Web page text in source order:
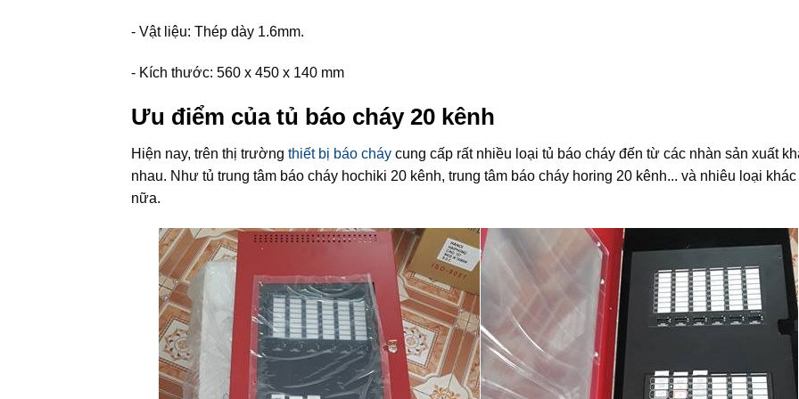
- Vật liệu: Thép dày 1.6mm.
- Kích thước: 560 x 450 x 140 mm
Ưu điểm của tủ báo cháy 20 kênh
Hiện nay, trên thị trường thiết bị báo cháy cung cấp rất nhiều loại tủ báo cháy đến từ các nhàn sản xuất
nhau. Như tủ trung tâm báo cháy hochiki 20 kênh, trung tâm báo cháy horing 20 kênh... và nhiêu loại khác
nữa.